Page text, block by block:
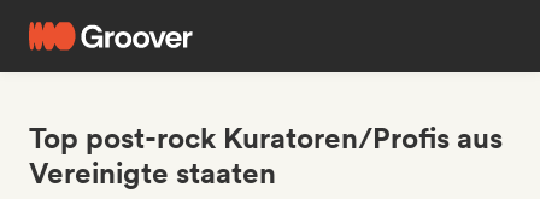
Top post-rock Kuratoren/Profis aus
Vereinigte staaten